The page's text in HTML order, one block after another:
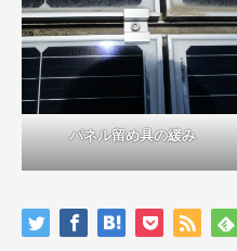
パネル留め具の緩み